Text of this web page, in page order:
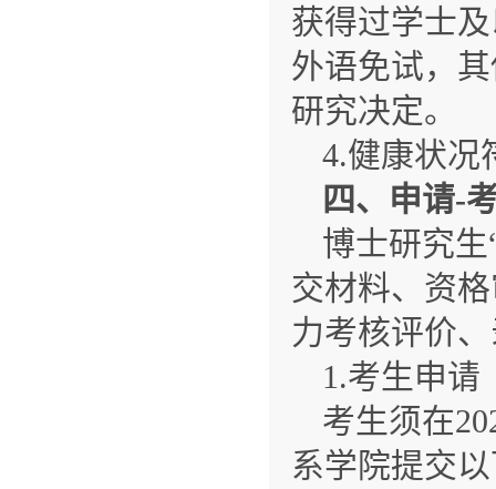
获得过学士
外语免试，
研究决定。
4.健康状况
四、申请-
博士研究
交材料、资
力考核评价
1.考生申请
考生须在
系学院提交